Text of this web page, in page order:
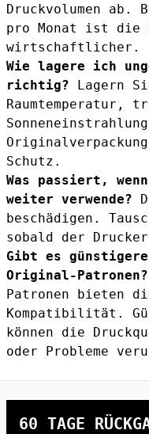
Druckvolumen ab.
pro Monat ist die
wirtschaftlicher.
Wie lagere ich
richtig? Lagern
Raumtemperatur,
Schutz.
Was passiert,
weiter verwende?
beschädigen.
sobald der
Gibt es
Original-Patronen?
Patronen bieten
Kompatibilität.
können die
oder Probleme
60 TAGE